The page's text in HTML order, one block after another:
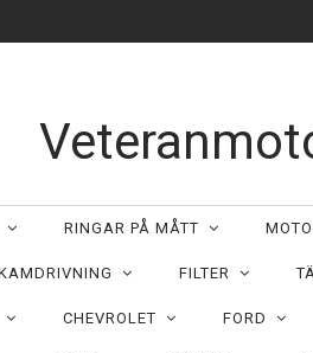
RINGAR PÅ MÅTT
FILTER
CHEVROLET FORD